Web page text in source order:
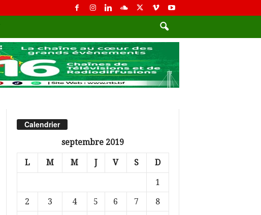
Calendrier
septembre 2019
L M M J V S D
1
2
3 4 5 6 7
8